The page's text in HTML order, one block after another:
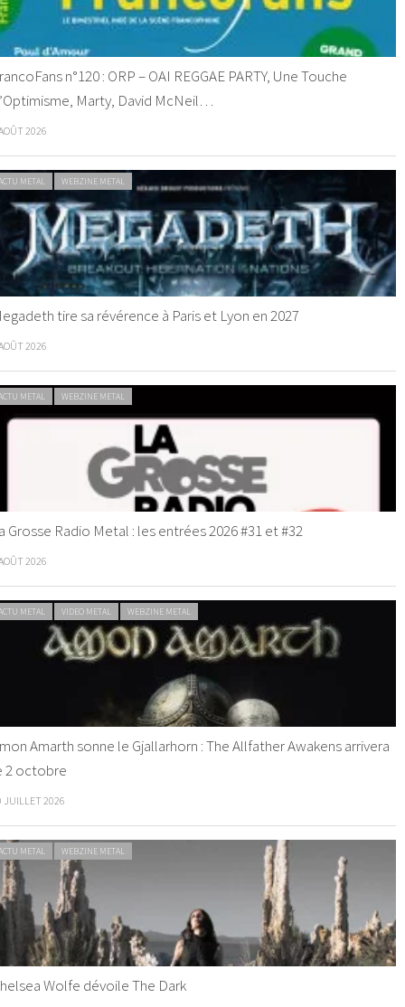
n°120 : ORP – OAI REGGAE PARTY, Une Touche
Marty, David McNeil…
2026
METAL WEBZINE METAL
tire sa révérence à Paris et Lyon en 2027
2026
METAL WEBZINE METAL
Grosse Radio Metal : les entrées 2026 #31 et #32
2026
METAL VIDEO METAL WEBZINE METAL
Amarth sonne le Gjallarhorn : The Allfather Awakens arrivera
2 octobre
JUILLET 2026
METAL WEBZINE METAL
Wolfe dévoile The Dark